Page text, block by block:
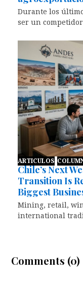
Durante los
ser un
ARTICULOS
Chile’s Next
Transition Is
Biggest
Mining, retail,
international
Comments (0)